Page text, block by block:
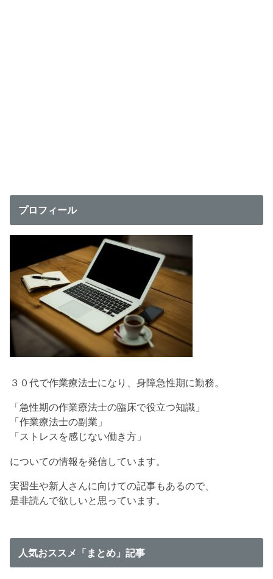
プロフィール
３０代で作業療法士になり、身障急性期に勤務。
「急性期の作業療法士の臨床で役立つ知識」
「作業療法士の副業」
「ストレスを感じない働き方」
についての情報を発信しています。
実習生や新人さんに向けての記事もあるので、
是非読んで欲しいと思っています。
人気おススメ「まとめ」記事